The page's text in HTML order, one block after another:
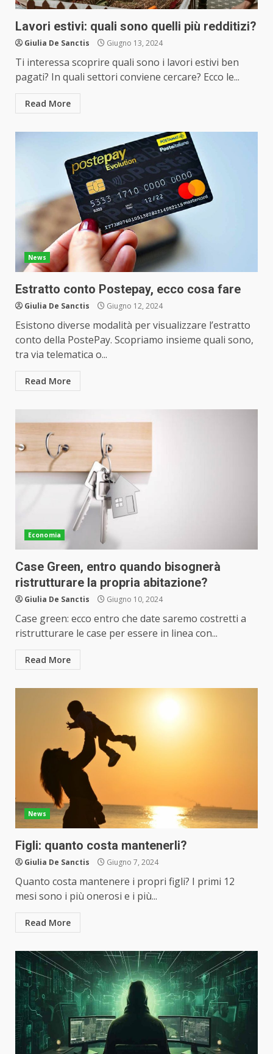
Lavori estivi: quali sono quelli più redditizi?
Giulia De Sanctis Giugno 13, 2024
Ti interessa scoprire quali sono i lavori estivi ben
pagati? In quali settori conviene cercare? Ecco le...
Read More
News
Estratto conto Postepay, ecco cosa fare
Giulia De Sanctis Giugno 12, 2024
Esistono diverse modalità per visualizzare l’estratto
conto della PostePay. Scopriamo insieme quali sono,
tra via telematica o...
Read More
Economia
Case Green, entro quando bisognerà
ristrutturare la propria abitazione?
Giulia De Sanctis Giugno 10, 2024
Case green: ecco entro che date saremo costretti a
ristrutturare le case per essere in linea con...
Read More
News
Figli: quanto costa mantenerli?
Giulia De Sanctis Giugno 7, 2024
Quanto costa mantenere i propri figli? I primi 12
mesi sono i più onerosi e i più...
Read More